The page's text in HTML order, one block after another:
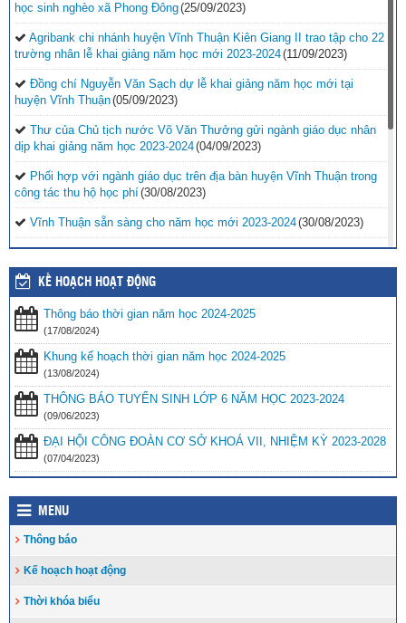
học sinh nghèo xã Phong Đông(25/09/2023)
Agribank chi nhánh huyện Vĩnh Thuận Kiên Giang II trao tập cho 22
trường nhân lễ khai giảng năm học mới 2023-2024(11/09/2023)
Đồng chí Nguyễn Văn Sạch dự lễ khai giảng năm học mới tại
huyện Vĩnh Thuận(05/09/2023)
Thư của Chủ tịch nước Võ Văn Thưởng gửi ngành giáo dục nhân
dịp khai giảng năm học 2023-2024(04/09/2023)
Phối hợp với ngành giáo dục trên địa bàn huyện Vĩnh Thuận trong
công tác thu hộ học phí(30/08/2023)
Vĩnh Thuận sẵn sàng cho năm học mới 2023-2024(30/08/2023)
Tổng kết năm học 2022-2023 và triển khai phương hướng, nhiệm
vụ trọng tâm năm học 2023-2024(30/08/2023)
Trao 20 suất quà cho học sinh có hoàn cảnh khó khăn trước thềm
năm học mới(25/08/2023)
Toà án nhân dân tỉnh Kiên Giang tặng Quỹ khuyến học huyện Vĩnh
Thuận trước thềm năm học 2023-2024(15/08/2023)
Đẩy nhanh tiến độ thi công “Công trình xây nhà khuyến học năm
2023” tặng học sinh nghèo vượt khó học giỏi hiện chưa có nhà
(10/08/2023)
KẾ HOẠCH HOẠT ĐỘNG
Thông báo thời gian năm học 2024-2025
(17/08/2024)
Khung kế hoạch thời gian năm học 2024-2025
(13/08/2024)
THÔNG BÁO TUYỂN SINH LỚP 6 NĂM HỌC 2023-2024
(09/06/2023)
ĐẠI HỘI CÔNG ĐOÀN CƠ SỞ KHOÁ VII, NHIỆM KỲ 2023-2028
(07/04/2023)
MENU
Thông báo
Kế hoạch hoạt động
Thời khóa biểu